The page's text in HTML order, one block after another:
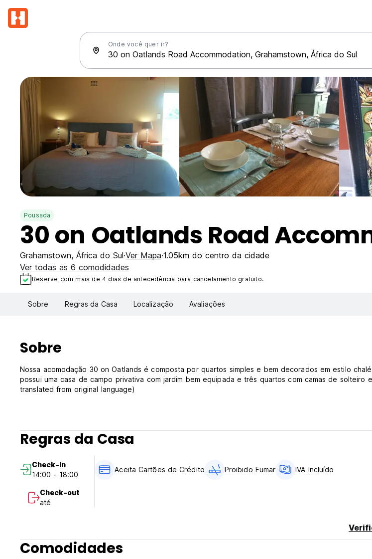
Onde você quer ir?
Pousada
30 on Oatlands Road
Grahamstown, África do Sul Ver Mapa 1.05km do centro da cidade
Ver todas as 6 comodidades
Reserve com mais de 4 dias de antecedência para cancelamento gratuito.
Sobre Regras da Casa Localização Avaliações
Sobre
Nossa acomodação 30 on Oatlands é composta por quartos simples e bem decorados em estilo
possui uma casa de campo privativa com jardim bem equipada e três quartos com camas de solteiro
translated from original language)
Regras da Casa
Check-In
14:00 - 18:00
Check-out
até
Aceita Cartões de Crédito Proibido Fumar IVA Incluído
Comodidades